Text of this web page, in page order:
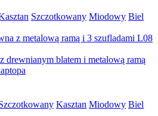
Szczotkowany Miodowy Biel
z metalową ramą i 3 szufladami L08
Kasztan Miodowy Biel